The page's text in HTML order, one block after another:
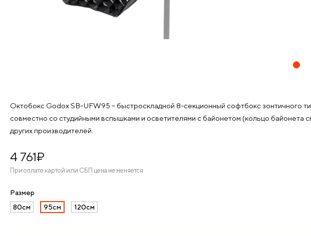
Октобокс Godox SB-UFW95 – быстроскладной 8-секционный софтбокс зонтичного
совместно со студийными вспышками и осветителями с байонетом (кольцо байонета
других производителей.
4 761¤
При оплате картой или СБП цена не меняется
Размер
80см
95см 120см